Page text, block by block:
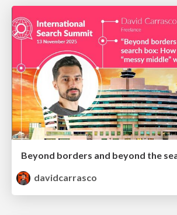
davidcarrasco